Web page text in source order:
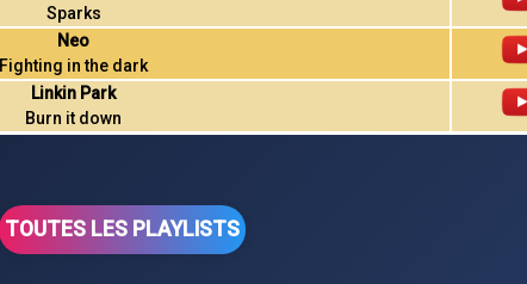
Sparks
Neo
Fighting in the dark
Linkin Park
Burn it down
TOUTES LES PLAYLISTS